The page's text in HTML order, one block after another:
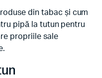
din tabac și cum
pipă la tutun pentru
propriile sale